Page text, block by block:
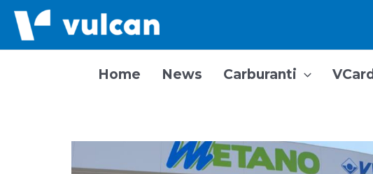
Vai
Home News Carburanti VCard